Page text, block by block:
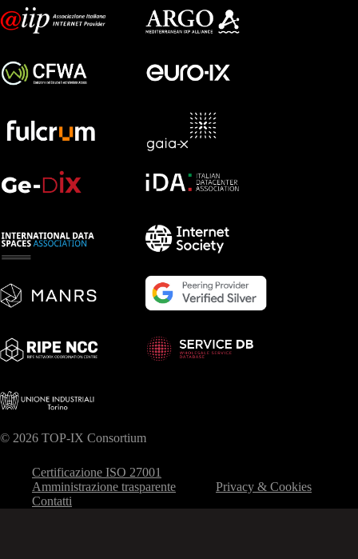
© 2026 TOP-IX Consortium
Certificazione ISO 27001
Amministrazione trasparente
Privacy & Cookies
Contatti